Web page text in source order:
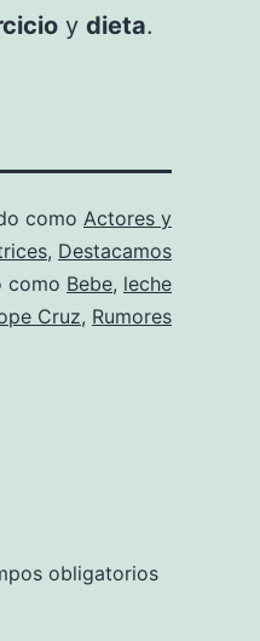
y dieta.
como Actores y
, Destacamos
como Bebe, leche
Cruz, Rumores
obligatorios